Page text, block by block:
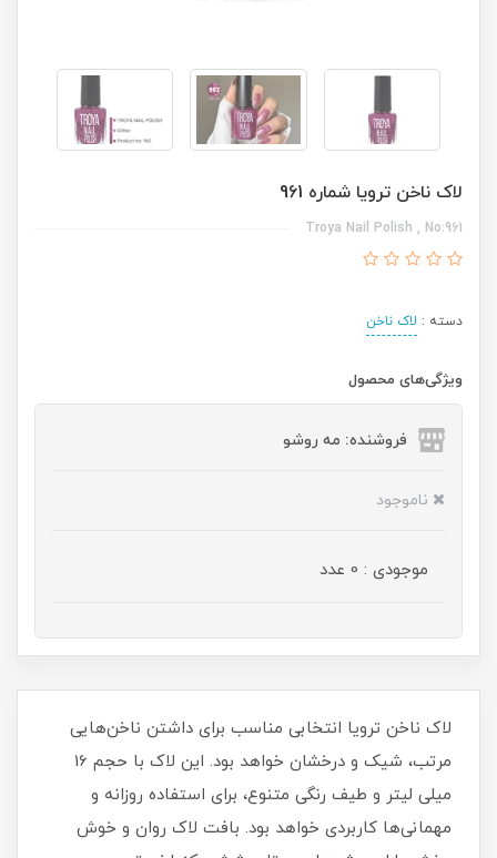
لاک ناخن ترویا شماره 961
Troya Nail Polish , No:961
دسته : لاک ناخن
ویژگی‌های محصول
فروشنده: مه رو‌شو
ناموجود
موجودی : 0 عدد
لاک ناخن ترویا انتخابی مناسب برای داشتن ناخن‌هایی
مرتب، شیک و درخشان خواهد بود. این لاک با حجم 16
میلی‌ لیتر و طیف رنگی متنوع، برای استفاده روزانه و
مهمانی‌ها کاربردی خواهد بود. بافت لاک روان و خوش‌